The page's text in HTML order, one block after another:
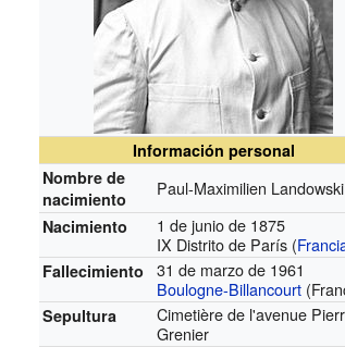
Información personal
Nombre de
nacimiento
Paul-Maximilien Landowski
Nacimiento
1 de junio de 1875
IX Distrito de París (
Fallecimiento
31 de marzo de 1961
Boulogne-Billancourt
Sepultura
Cimetière de l'avenue
Grenier